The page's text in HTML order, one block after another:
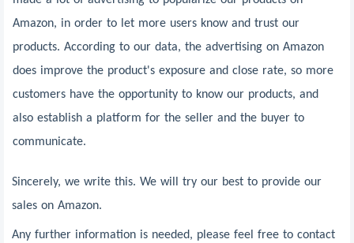
Amazon, in order to let more users know and trust our
products. According to our data, the advertising on Amazon
does improve the product's exposure and close rate, so more
customers have the opportunity to know our products, and
also establish a platform for the seller and the buyer to
communicate.
Sincerely, we write this. We will try our best to provide our
sales on Amazon.
Any further information is needed, please feel free to contact